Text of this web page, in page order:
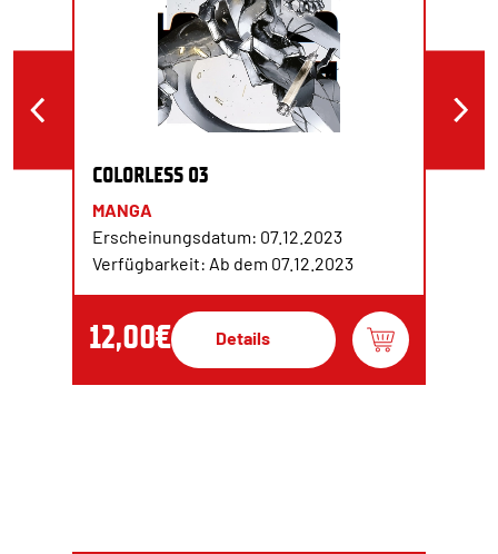
COLORLESS 03
MANGA
Erscheinungsdatum: 07.12.2023
Verfügbarkeit: Ab dem 07.12.2023
12,00€ Details